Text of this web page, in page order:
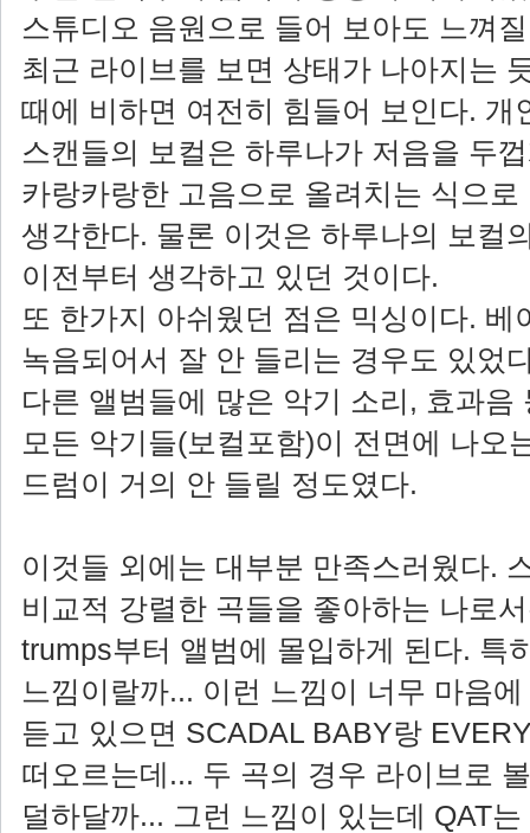
스튜디오 음원으로 들어 보아도 느껴
최근 라이브를 보면 상태가 나아지는
때에 비하면 여전히 힘들어 보인다. 개
스캔들의 보컬은 하루나가 저음을 두
카랑카랑한 고음으로 올려치는 식으
생각한다. 물론 이것은 하루나의 보컬
이전부터 생각하고 있던 것이다.
또 한가지 아쉬웠던 점은 믹싱이다. 베
녹음되어서 잘 안 들리는 경우도 있었
다른 앨범들에 많은 악기 소리, 효과음
모든 악기들(보컬포함)이 전면에 나오
드럼이 거의 안 들릴 정도였다.
이것들 외에는 대부분 만족스러웠다.
비교적 강렬한 곡들을 좋아하는 나로
trumps부터 앨범에 몰입하게 된다. 특
느낌이랄까... 이런 느낌이 너무 마음
듣고 있으면 SCADAL BABY랑
떠오르는데... 두 곡의 경우 라이브로
덜하달까... 그런 느낌이 있는데 QAT